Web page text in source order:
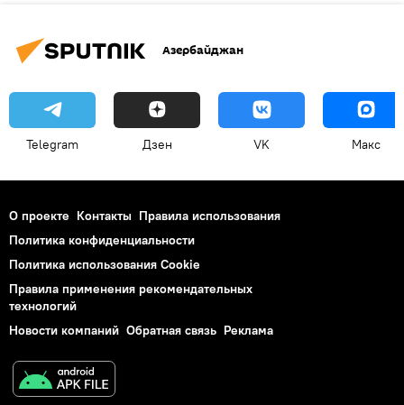
Азербайджан
Telegram Дзен VK Макс
О проекте Контакты Правила использования
Политика конфиденциальности
Политика использования Cookie
Правила применения рекомендательных
технологий
Новости компаний Обратная связь Реклама